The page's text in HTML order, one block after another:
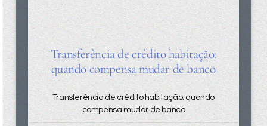
Transferência de crédito habitação:
quando compensa mudar de banco
Transferência de crédito habitação: quando
compensa mudar de banco